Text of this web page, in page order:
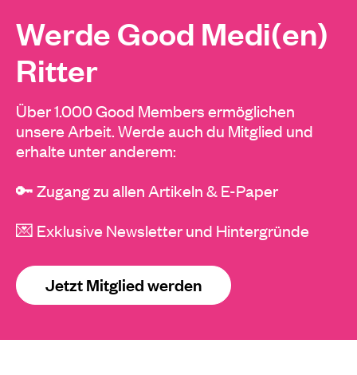
Werde Good Medi(en)
Ritter
Über 1.000 Good Members ermöglichen
unsere Arbeit. Werde auch du Mitglied und
erhalte unter anderem:
🔑 Zugang zu allen Artikeln & E-Paper
💌 Exklusive Newsletter und Hintergründe
Jetzt Mitglied werden